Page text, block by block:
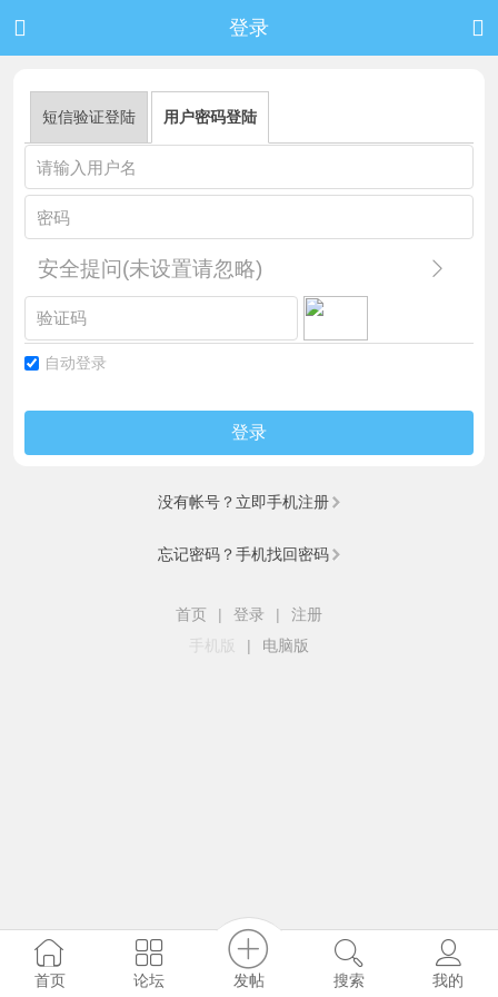
 登录 
短信验证登陆 用户密码登陆
安全提问(未设置请忽略)
自动登录
登录
没有帐号？立即手机注册
忘记密码？手机找回密码
首页 | 登录 |
注册
手机版
| 电脑版
首页 论坛 发帖 搜索 我的